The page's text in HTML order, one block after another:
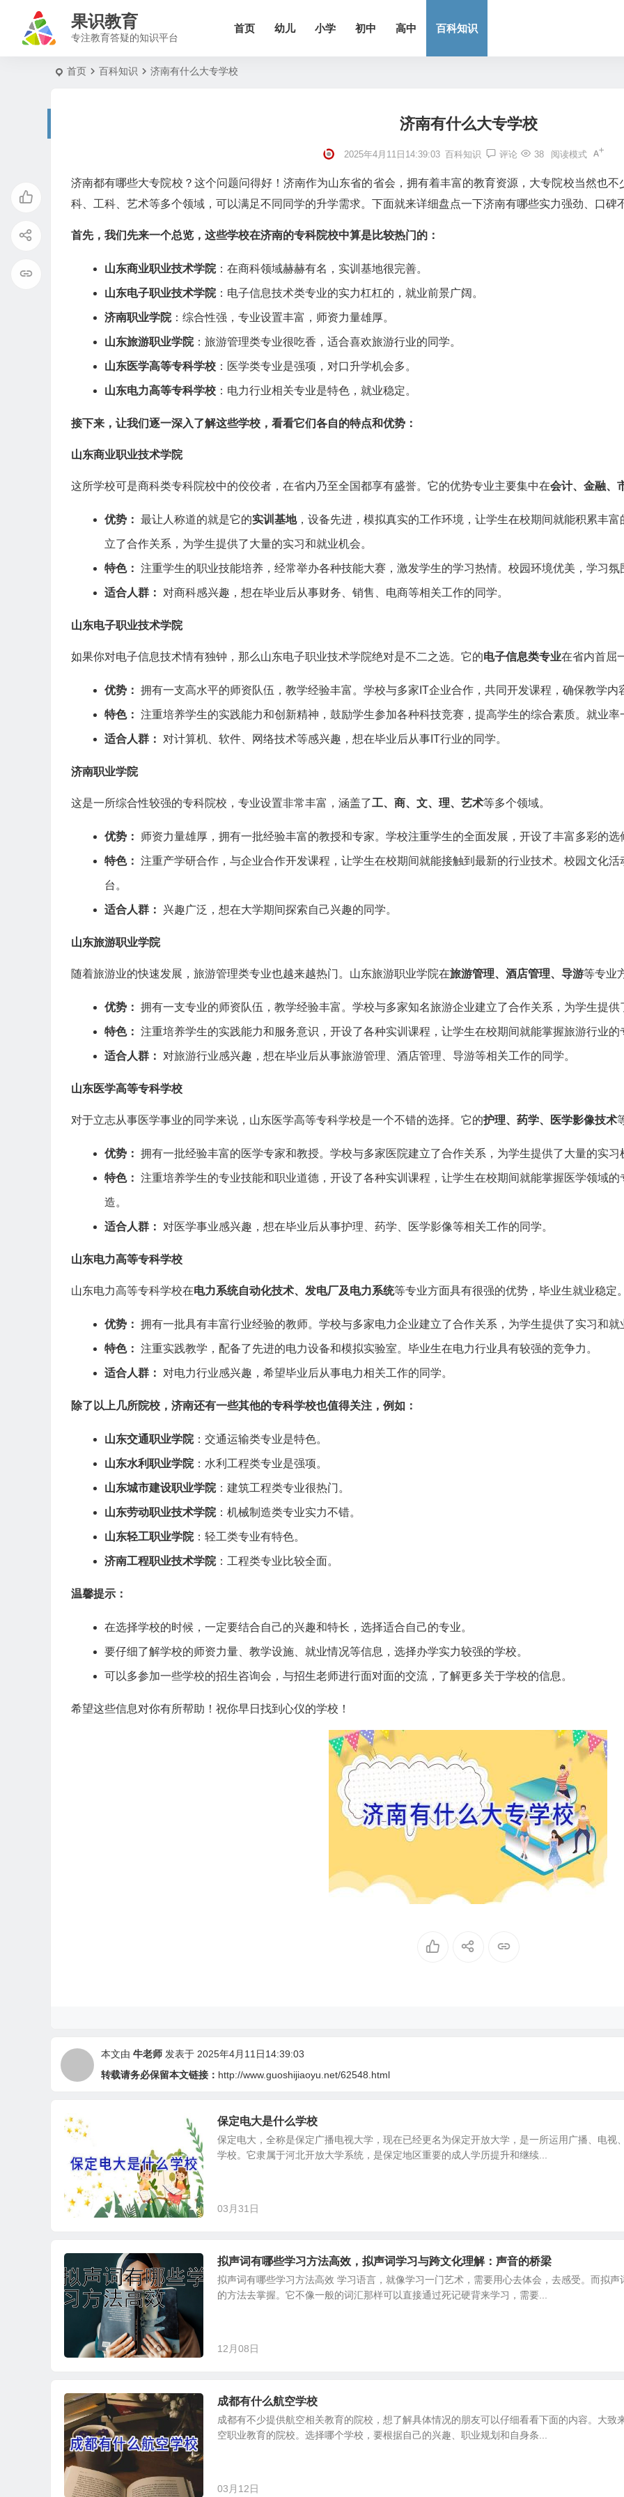
果识教育
专注教育答疑的知识平台
首页 幼儿 小学 初中 高中 百科知识
首页 百科知识 济南有什么大专学校
济南有什么大专学校
2025年4月11日14:39:03 百科知识 评论 38 阅读模式
济南都有哪些大专院校？这个问题问得好！济南作为山东省的省会，拥有着丰富的教育资源，大专院校当然也
科、工科、艺术等多个领域，可以满足不同同学的升学需求。下面就来详细盘点一下济南有哪些实力强劲、口碑
首先，我们先来一个总览，这些学校在济南的专科院校中算是比较热门的：
山东商业职业技术学院：在商科领域赫赫有名，实训基地很完善。
山东电子职业技术学院：电子信息技术类专业的实力杠杠的，就业前景广阔。
济南职业学院：综合性强，专业设置丰富，师资力量雄厚。
山东旅游职业学院：旅游管理类专业很吃香，适合喜欢旅游行业的同学。
山东医学高等专科学校 ：医学类专业是强项，对口升学机会多。
山东电力高等专科学校 ：电力行业相关专业是特色，就业稳定。
接下来，让我们逐一深入了解这些学校，看看它们各自的特点和优势：
山东商业职业技术学院
这所学校可是商科类专科院校中的佼佼者，在省内乃至全国都享有盛誉。它的优势专业主要集中在会计、金融、
优势： 最让人称道的就是它的实训基地，设备先进，模拟真实的工作环境，让学生在校期间就能积累丰
立了合作关系，为学生提供了大量的实习和就业机会。
特色： 注重学生的职业技能培养，经常举办各种技能大赛，激发学生的学习热情。校园环境优美，学习氛
适合人群： 对商科感兴趣，想在毕业后从事财务、销售、电商等相关工作的同学。
山东电子职业技术学院
如果你对电子信息技术情有独钟，那么山东电子职业技术学院绝对是不二之选。它的电子信息类专业在省内首屈
优势： 拥有一支高水平的师资队伍，教学经验丰富。学校与多家IT企业合作，共同开发课程，确保教学内
特色： 注重培养学生的实践能力和创新精神，鼓励学生参加各种科技竞赛，提高学生的综合素质。就业率
适合人群： 对计算机、软件、网络技术等感兴趣，想在毕业后从事IT行业的同学。
济南职业学院
这是一所综合性较强的专科院校，专业设置非常丰富，涵盖了工、商、文、理、艺术等多个领域。
优势： 师资力量雄厚，拥有一批经验丰富的教授和专家。学校注重学生的全面发展，开设了丰富多彩的选
特色： 注重产学研合作，与企业合作开发课程，让学生在校期间就能接触到最新的行业技术。校园文化
台。
适合人群： 兴趣广泛，想在大学期间探索自己兴趣的同学。
山东旅游职业学院
随着旅游业的快速发展，旅游管理类专业也越来越热门。山东旅游职业学院在旅游管理、酒店管理、导游等专业
优势： 拥有一支专业的师资队伍，教学经验丰富。学校与多家知名旅游企业建立了合作关系，为学生提供
特色： 注重培养学生的实践能力和服务意识，开设了各种实训课程，让学生在校期间就能掌握旅游行业的
适合人群： 对旅游行业感兴趣，想在毕业后从事旅游管理、酒店管理、导游等相关工作的同学。
山东医学高等专科学校
对于立志从事医学事业的同学来说，山东医学高等专科学校是一个不错的选择。它的护理、药学、医学影像技术
优势： 拥有一批经验丰富的医学专家和教授。学校与多家医院建立了合作关系，为学生提供了大量的实习
特色： 注重培养学生的专业技能和职业道德，开设了各种实训课程，让学生在校期间就能掌握医学领域
造。
适合人群： 对医学事业感兴趣，想在毕业后从事护理、药学、医学影像等相关工作的同学。
山东电力高等专科学校
山东电力高等专科学校在电力系统自动化技术、发电厂及电力系统等专业方面具有很强的优势，毕业生就业稳定。
优势： 拥有一批具有丰富行业经验的教师。学校与多家电力企业建立了合作关系，为学生提供了实习和就
特色： 注重实践教学，配备了先进的电力设备和模拟实验室。毕业生在电力行业具有较强的竞争力。
适合人群： 对电力行业感兴趣，希望毕业后从事电力相关工作的同学。
除了以上几所院校，济南还有一些其他的专科学校也值得关注，例如：
山东交通职业学院：交通运输类专业是特色。
山东水利职业学院：水利工程类专业是强项。
山东城市建设职业学院：建筑工程类专业很热门。
山东劳动职业技术学院：机械制造类专业实力不错。
山东轻工职业学院：轻工类专业有特色。
济南工程职业技术学院：工程类专业比较全面。
温馨提示：
在选择学校的时候，一定要结合自己的兴趣和特长，选择适合自己的专业。
要仔细了解学校的师资力量、教学设施、就业情况等信息，选择办学实力较强的学校。
可以多参加一些学校的招生咨询会，与招生老师进行面对面的交流，了解更多关于学校的信息。
希望这些信息对你有所帮助！祝你早日找到心仪的学校！
本文由 牛老师 发表于 2025年4月11日14:39:03
转载请务必保留本文链接： http://www.guoshijiaoyu.net/62548.html
保定电大是什么学校
保定电大，全称是保定广播电视大学，现在已经更名为保定开放大学，是一所运用广播、电
学校。它隶属于河北开放大学系统，是保定地区重要的成人学历提升和继续...
03月31日
拟声词有哪些学习方法高效，拟声词学习与跨文化理解：声音的桥梁
拟声词有哪些学习方法高效 学习语言，就像学习一门艺术，需要用心去体会，去感受。而拟
的方法去掌握。它不像一般的词汇那样可以直接通过死记硬背来学习，需要...
12月08日
成都有什么航空学校
成都有不少提供航空相关教育的院校，想了解具体情况的朋友可以仔细看看下面的内容。大
空职业教育的院校。选择哪个学校，要根据自己的兴趣、职业规划和自身条...
03月12日